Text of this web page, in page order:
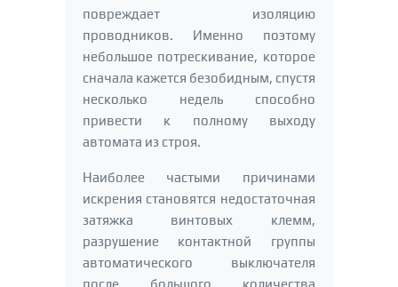
повреждает изоляцию
проводников. Именно поэтому
небольшое потрескивание, которое
сначала кажется безобидным, спустя
несколько недель способно
привести к полному выходу
автомата из строя.
Наиболее частыми причинами
искрения становятся недостаточная
затяжка винтовых клемм,
разрушение контактной группы
автоматического выключателя
после большого количества